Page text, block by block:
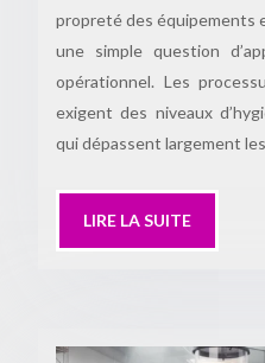
propreté des équipements
une simple question
opérationnel. Les
exigent des niveaux
qui dépassent largement
LIRE LA SUITE